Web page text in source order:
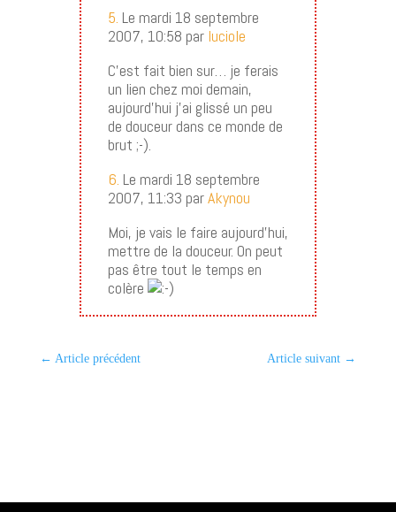
5. Le mardi 18 septembre
2007, 10:58 par luciole
C’est fait bien sur… je ferais
un lien chez moi demain,
aujourd’hui j’ai glissé un peu
de douceur dans ce monde de
brut ;-).
6. Le mardi 18 septembre
2007, 11:33 parAkynou
Moi, je vais le faire aujourd’hui,
mettre de la douceur. On peut
pas être tout le temps en
colère
← Article précédent Article suivant →